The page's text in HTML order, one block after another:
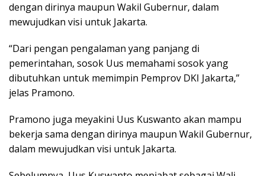
dengan dirinya maupun Wakil Gubernur, dalam
mewujudkan visi untuk Jakarta.
“Dari pengan pengalaman yang panjang di
pemerintahan, sosok Uus memahami sosok yang
dibutuhkan untuk memimpin Pemprov DKI Jakarta,”
jelas Pramono.
Pramono juga meyakini Uus Kuswanto akan mampu
bekerja sama dengan dirinya maupun Wakil Gubernur,
dalam mewujudkan visi untuk Jakarta.